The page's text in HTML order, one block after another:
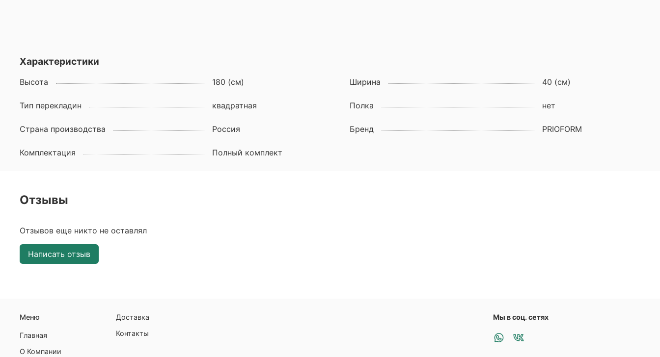
Характеристики
Высота 180 (см) Ширина 40 (см)
Тип перекладин квадратная Полка нет
Страна производства Россия Бренд PRIOFORM
Комплектация Полный комплект
Отзывы
Отзывов еще никто не оставлял
Написать отзыв
Меню
Главная
О Компании
Доставка
Контакты
Мы в соц. сетях